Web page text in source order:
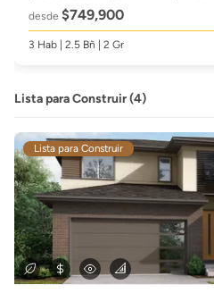
desde $749,900
3 Hab | 2.5 Bñ | 2 Gr
Lista para Construir (4)
Lista para Construir